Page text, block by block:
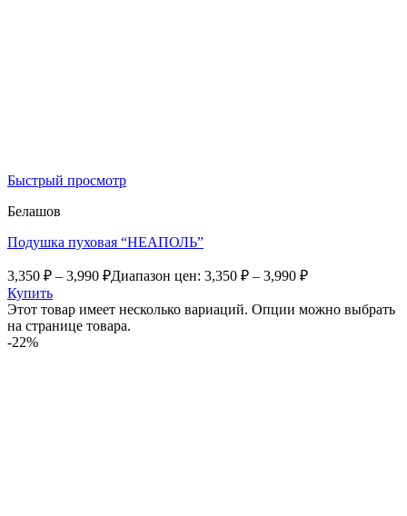
Быстрый просмотр
Белашов
Подушка пуховая “НЕАПОЛЬ”
3,350 ₽ – 3,990 ₽Диапазон цен: 3,350 ₽ – 3,990 ₽
Купить
Этот товар имеет несколько вариаций. Опции можно выбрать
на странице товара.
-22%